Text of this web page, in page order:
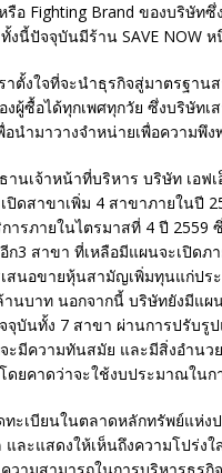
อ Fighting Brand ของบริษัท
งนี้ปัจจุบันมีร้าน SAVE NOW
าตั้งใจที่จะนำธุรกิจสู่มาตรฐาน
งผู้ซื้อได้ทุกเพศทุกวัย ซึ่งบริษัท
นำมาวางจำหน่ายเพื่อความพึ
นเจ้าหน้าที่บริหาร บริษัท เอฟ
ปิดสาขาเพิ่ม 4 สาขาภายในปี
ารภายในไตรมาสที่ 4 ปี 2559
ก3 สาขา ที่เหลือมีแผนจะเปิดภ
สนอขายหุ้นสามัญเพิ่มทุนแก่ปร
นบาท นอกจากนี้ บริษัทยังมีแผ
บันทั้ง 7 สาขา ผ่านการปรับรู
ะมีความทันสมัย และมีสิ่งอำนว
ยคาดว่าจะใช้งบประมาณใน
ทะเบียนในตลาดหลักทรัพย์แห่ง
และแสดงให้เห็นถึงความโปร่ง